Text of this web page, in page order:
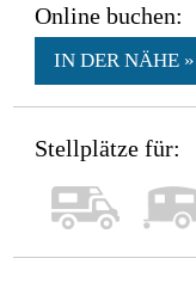
Online buchen:
IN DER NÄHE »
Stellplätze für: